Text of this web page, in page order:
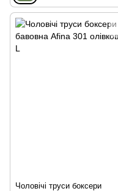
Чоловічі труси боксери